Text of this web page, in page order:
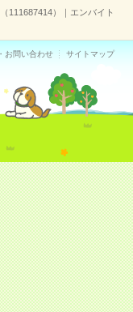
111687414）｜エンバイト
お問い合わせ サイトマップ